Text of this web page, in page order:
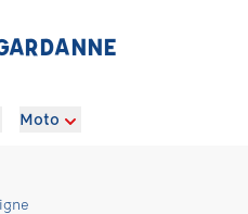
Moto